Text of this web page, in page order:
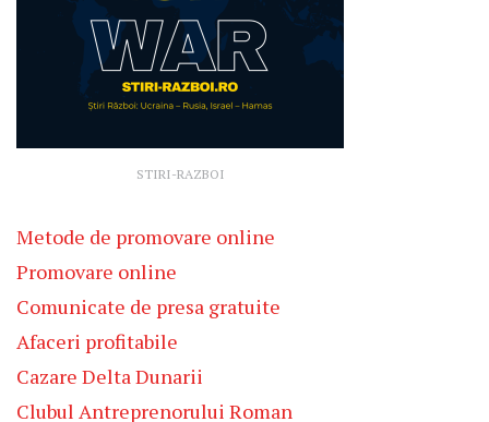
STIRI-RAZBOI
Metode de promovare online
Promovare online
Comunicate de presa gratuite
Afaceri profitabile
Cazare Delta Dunarii
Clubul Antreprenorului Roman